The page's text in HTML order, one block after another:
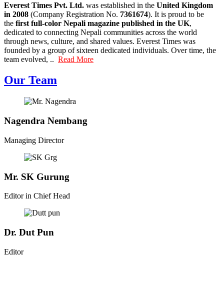
Everest Times Pvt. Ltd. was established in the United Kingdom
in 2008 (Company Registration No. 7361674). It is proud to be
the first full-color Nepali magazine published in the UK,
dedicated to connecting Nepali communities across the world
through news, culture, and shared values. Everest Times was
founded by a group of sixteen dedicated individuals. Over time, the
team evolved, .. Read More
Our Team
Nagendra Nembang
Managing Director
Mr. SK Gurung
Editor in Chief Head
Dr. Dut Pun
Editor